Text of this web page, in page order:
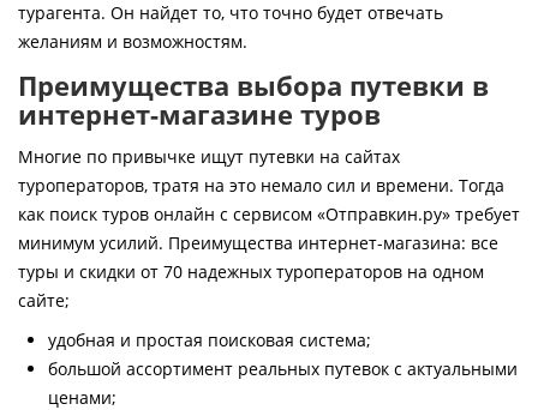
турагента. Он найдет то, что точно будет отвечать
желаниям и возможностям.
Преимущества выбора путевки в
интернет-магазине туров
Многие по привычке ищут путевки на сайтах
туроператоров, тратя на это немало сил и времени. Тогда
как поиск туров онлайн с сервисом «Отправкин.ру» требует
минимум усилий. Преимущества интернет-магазина: все
туры и скидки от 70 надежных туроператоров на одном
сайте;
удобная и простая поисковая система;
большой ассортимент реальных путевок с актуальными
ценами;